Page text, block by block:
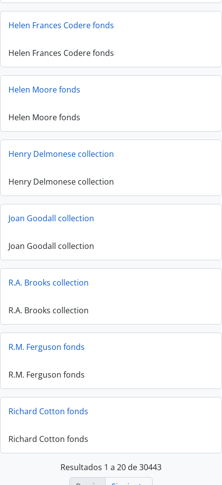
Helen Frances Codere fonds
Helen Frances Codere fonds
Helen Moore fonds
Helen Moore fonds
Henry Delmonese collection
Henry Delmonese collection
Joan Goodall collection
Joan Goodall collection
R.A. Brooks collection
R.A. Brooks collection
R.M. Ferguson fonds
R.M. Ferguson fonds
Richard Cotton fonds
Richard Cotton fonds
Resultados 1 a 20 de 30443